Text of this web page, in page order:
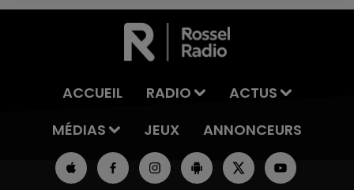
ACCUEIL RADIO
ACTUS
MÉDIAS
JEUX ANNONCEURS